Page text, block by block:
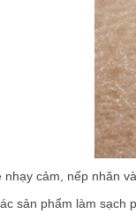
cảm, nếp nhăn
sản phẩm làm